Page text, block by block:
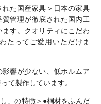
た国産家具＞ 日本の家具
管理が徹底された国内工
す。クオリティにこだわ
たってご愛用いただけま
影響が少ない、低ホルムア
製作しています。
」の特徴＞ ●桐材をふんだ